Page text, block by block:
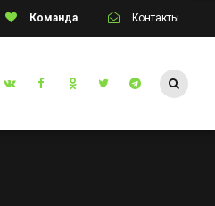
Команда Контакты